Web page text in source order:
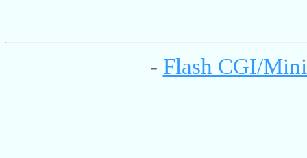
- Flash CGI/